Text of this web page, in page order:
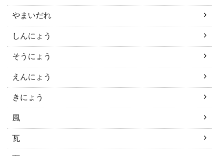
やまいだれ
しんにょう
そうにょう
えんにょう
きにょう
風
瓦